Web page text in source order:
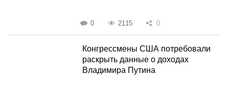
0 2115 0
Конгрессмены США потребовали
раскрыть данные о доходах
Владимира Путина